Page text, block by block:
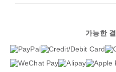
가능한